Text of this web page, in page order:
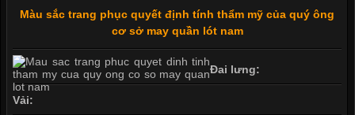
Màu sắc trang phục quyết định tính thẩm mỹ của quý ông
cơ sở may quần lót nam
Đai lưng:
Vải: